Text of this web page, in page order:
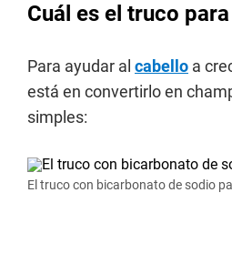
Cuál es el truco
Para ayudar al cabello a
está en convertirlo en
simples:
El truco con bicarbonato de sodio